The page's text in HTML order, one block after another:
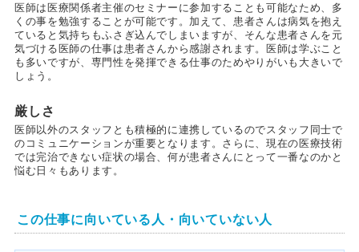
医師は医療関係者主催のセミナーに参加することも可能なため、多
くの事を勉強することが可能です。加えて、患者さんは病気を抱え
ていると気持ちもふさぎ込んでしまいますが、そんな患者さんを元
気づける医師の仕事は患者さんから感謝されます。医師は学ぶこと
も多いですが、専門性を発揮できる仕事のためやりがいも大きいで
しょう。
厳しさ
医師以外のスタッフとも積極的に連携しているのでスタッフ同士で
のコミュニケーションが重要となります。さらに、現在の医療技術
では完治できない症状の場合、何が患者さんにとって一番なのかと
悩む日々もあります。
この仕事に向いている人・向いていない人